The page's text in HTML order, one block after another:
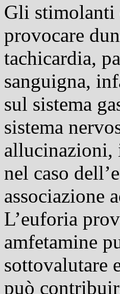
Gli stimolanti
provocare
tachicardia,
sanguigna,
sul sistema
sistema
allucinazioni,
nel caso
associazione
L’euforia
amfetamine
sottovalutare
può